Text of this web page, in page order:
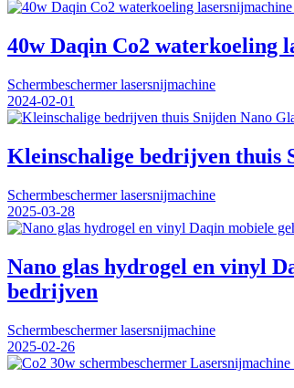
40w Daqin Co2 waterkoeling
Schermbeschermer lasersnijmachine
2024-02-01
Kleinschalige bedrijven thuis
Schermbeschermer lasersnijmachine
2025-03-28
Nano glas hydrogel en vinyl
bedrijven
Schermbeschermer lasersnijmachine
2025-02-26